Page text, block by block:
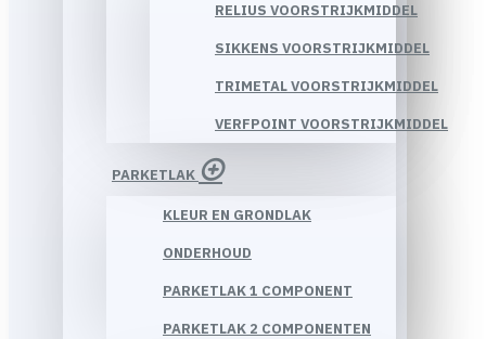
RELIUS VOORSTRIJKMIDDEL
SIKKENS VOORSTRIJKMIDDEL
TRIMETAL VOORSTRIJKMIDDEL
VERFPOINT VOORSTRIJKMIDDEL
PARKETLAK
KLEUR EN GRONDLAK
ONDERHOUD
PARKETLAK 1 COMPONENT
PARKETLAK 2 COMPONENTEN